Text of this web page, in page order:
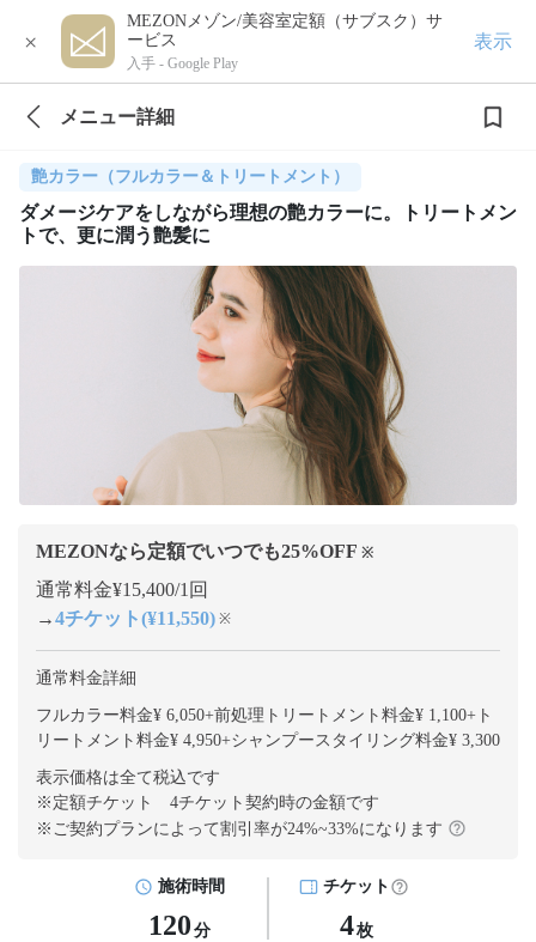
×
MEZONメゾン/美容室定額（サブスク）サ
ービス
入手 - Google Play
表示
メニュー詳細
艶カラー（フルカラー＆トリートメント）
ダメージケアをしながら理想の艶カラーに。トリートメン
トで、更に潤う艶髪に
MEZONなら定額でいつでも25%OFF ※
通常料金¥15,400/1回
→4チケット(¥11,550) ※
通常料金詳細
フルカラー料金¥ 6,050+前処理トリートメント料金¥ 1,100+ ト
リートメント料金¥ 4,950+シャンプースタイリング料金¥ 3,300
表示価格は全て税込です
※定額チケット 4チケット契約時の金額です
※ご契約プランによって割引率が24%~33%になります
施術時間
120 分
チケット
4枚